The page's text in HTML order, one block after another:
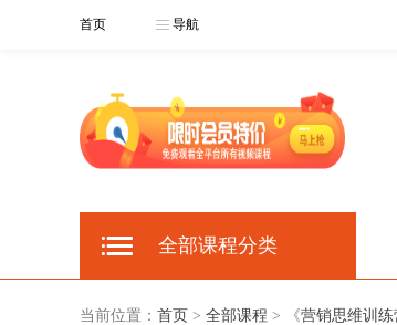
首页 导航
全部课程分类
当前位置： 首页 > 全部课程 > 《营销思维训练